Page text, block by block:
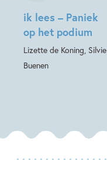
ik lees – Paniek
op het podium
Lizette de Koning, Silvie
Buenen